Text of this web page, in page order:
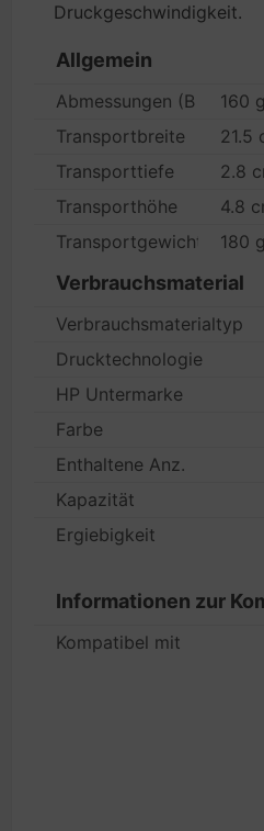
Druckgeschwindigkeit.
Allgemein
Abmessungen (B x T x160 g
Transportbreite
21.5
Transporttiefe
2.8
Transporthöhe
4.8
Transportgewicht
180 g
Verbrauchsmaterial
Verbrauchsmaterialtyp
Drucktechnologie
HP Untermarke
Farbe
Enthaltene Anz.
Kapazität
Ergiebigkeit
Informationen zur
Kompatibel mit